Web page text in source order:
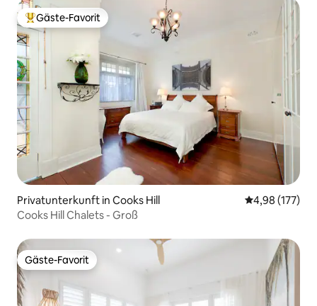
Beliebter Gäste-Favorit.
Gäste-Favorit
Privatunterkunft in Cooks Hill
4,98 (177)
Cooks Hill Chalets - Groß
Gäste-Favorit
Gäste-Favorit